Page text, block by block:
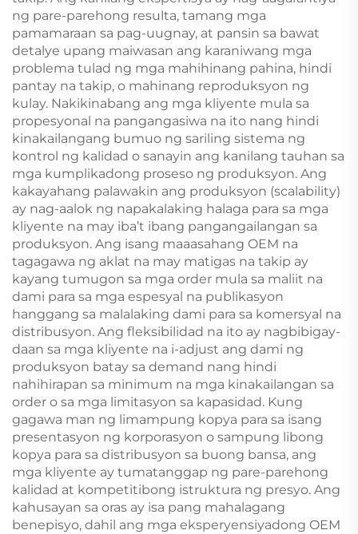
ng pare-parehong resulta, tamang mga
pamamaraan sa pag-uugnay, at pansin sa bawat
detalye upang maiwasan ang karaniwang mga
problema tulad ng mga mahihinang pahina, hindi
pantay na takip, o mahinang reproduksyon ng
kulay. Nakikinabang ang mga kliyente mula sa
propesyonal na pangangasiwa na ito nang hindi
kinakailangang bumuo ng sariling sistema ng
kontrol ng kalidad o sanayin ang kanilang tauhan sa
mga kumplikadong proseso ng produksyon. Ang
kakayahang palawakin ang produksyon (scalability)
ay nag-aalok ng napakalaking halaga para sa mga
kliyente na may iba’t ibang pangangailangan sa
produksyon. Ang isang maaasahang OEM na
tagagawa ng aklat na may matigas na takip ay
kayang tumugon sa mga order mula sa maliit na
dami para sa mga espesyal na publikasyon
hanggang sa malalaking dami para sa komersyal na
distribusyon. Ang fleksibilidad na ito ay nagbibigay-
daan sa mga kliyente na i-adjust ang dami ng
produksyon batay sa demand nang hindi
nahihirapan sa minimum na mga kinakailangan sa
order o sa mga limitasyon sa kapasidad. Kung
gagawa man ng limampung kopya para sa isang
presentasyon ng korporasyon o sampung libong
kopya para sa distribusyon sa buong bansa, ang
mga kliyente ay tumatanggap ng pare-parehong
kalidad at kompetitibong istruktura ng presyo. Ang
kahusayan sa oras ay isa pang mahalagang
benepisyo, dahil ang mga eksperyensiyadong OEM